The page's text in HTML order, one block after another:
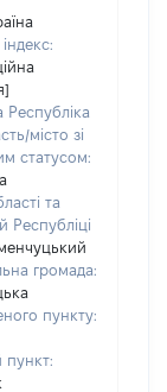
місто зі
статусом:
та
Республіці
громада:
пункту:
пункт: